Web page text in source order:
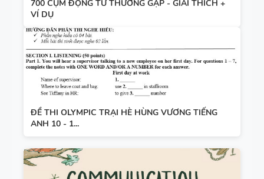
700 CỤM ĐỘNG TỪ THƯỜNG GẶP - GIẢI THÍCH +
VÍ DỤ
ĐỀ THI OLYMPIC TRẠI HÈ HÙNG VƯƠNG TIẾNG
ANH 10 - 1...